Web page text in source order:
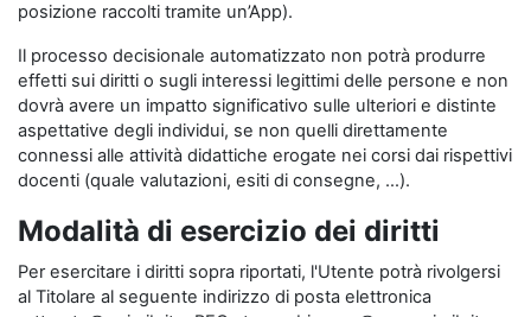
posizione raccolti tramite un’App).
Il processo decisionale automatizzato non potrà produrre
effetti sui diritti o sugli interessi legittimi delle persone e non
dovrà avere un impatto significativo sulle ulteriori e distinte
aspettative degli individui, se non quelli direttamente
connessi alle attività didattiche erogate nei corsi dai rispettivi
docenti (quale valutazioni, esiti di consegne, …).
Modalità di esercizio dei diritti
Per esercitare i diritti sopra riportati, l'Utente potrà rivolgersi
al Titolare al seguente indirizzo di posta elettronica